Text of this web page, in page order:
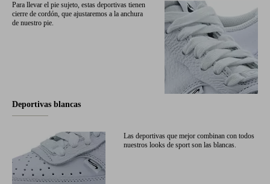
Para llevar el pie sujeto, estas deportivas tienen
cierre de cordón, que ajustaremos a la anchura
de nuestro pie.
Deportivas blancas
Las deportivas que mejor combinan con todos
nuestros looks de sport son las blancas.